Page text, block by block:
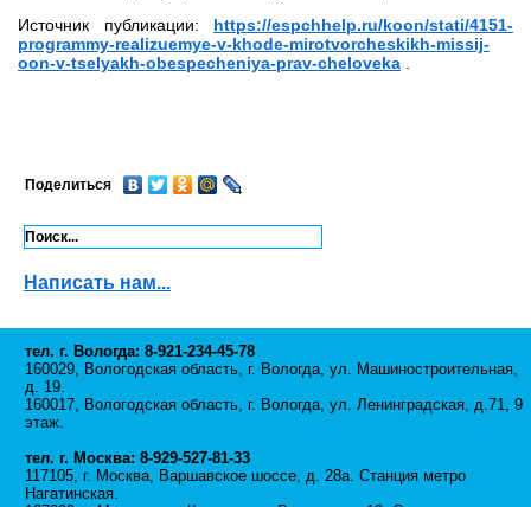
Источник публикации: https://espchhelp.ru/koon/stati/4151-
programmy-realizuemye-v-khode-mirotvorcheskikh-missij-
oon-v-tselyakh-obespecheniya-prav-cheloveka
Поделиться
Написать нам...
тел. г. Вологда: 8-921-234-45-78
160029, Вологодская область, г. Вологда, ул. Машиностроительная,
д. 19.
160017, Вологодская область, г. Вологда, ул. Ленинградская, д.71, 9
этаж.
тел. г. Москва: 8-929-527-81-33
117105, г. Москва, Варшавское шоссе, д. 28а. Станция метро
Нагатинская.